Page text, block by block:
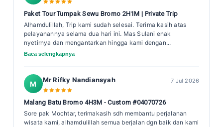
Paket Tour Tumpak Sewu Bromo 2H1M | Private Trip
Alhamdulillah, Trip kami sudah selesai. Terima kasih atas
pelayanannya selama dua hari ini. Mas Sulani enak
nyetirnya dan mengantarkan hingga kami dengan...
Baca selengkapnya
M Mr Rifky Nandiansyah 7 Jul 2026
Malang Batu Bromo 4H3M - Custom #04070726
Sore pak Mochtar, terimakasih sdh membantu perjalanan
wisata kami, alhamdulillah semua berjalan dgn baik dan kami